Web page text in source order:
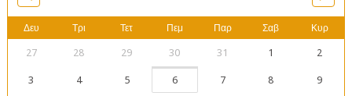
Δευ Τρι Τετ Πεμ Παρ Σαβ Κυρ
27 28 29 30 31 1 2
3 4 5 6 7 8 9